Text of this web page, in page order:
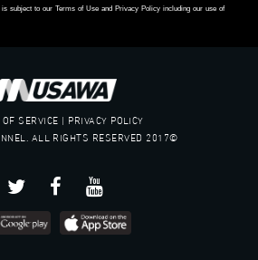
subject to our Terms of Use and Privacy Policy including our use of
SERVICE | PRIVACY POLICY
©2017 MUSAWA CHANNEL. ALL RIGHTS RESERVED.